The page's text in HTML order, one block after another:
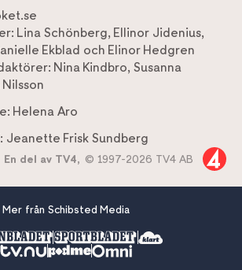
Lina Schönberg, Ellinor Jidenius,
Ekblad och Elinor Hedgren
Nina Kindbro, Susanna
Nilsson
Helena Aro
Jeanette Frisk Sundberg
En del av TV4, © 1997-2026 TV4 AB
Mer från Schibsted Media